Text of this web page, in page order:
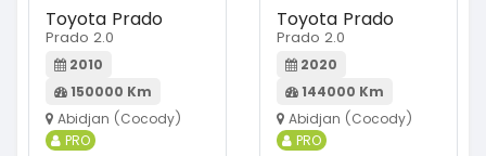
Toyota Prado
Prado 2.0
2010
150000 Km
Abidjan (Cocody)
PRO
Toyota Prado
Prado 2.0
2020
144000 Km
Abidjan (Cocody)
PRO